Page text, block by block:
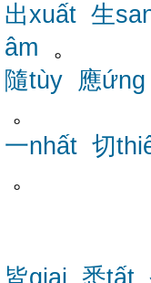
出xuất 生
âm 。
隨tùy
應ứng
。
一nhất 切
。
皆giai 悉tất